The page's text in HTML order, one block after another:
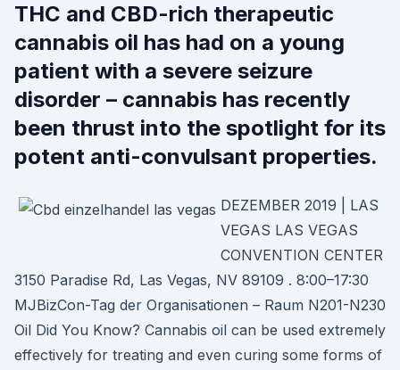
THC and CBD-rich therapeutic
cannabis oil has had on a young
patient with a severe seizure
disorder – cannabis has recently
been thrust into the spotlight for its
potent anti-convulsant properties.
DEZEMBER 2019 | LAS
VEGAS LAS VEGAS
CONVENTION CENTER
3150 Paradise Rd, Las Vegas, NV 89109 . 8:00–17:30
MJBizCon-Tag der Organisationen – Raum N201-N230
Oil Did You Know? Cannabis oil can be used extremely
effectively for treating and even curing some forms of